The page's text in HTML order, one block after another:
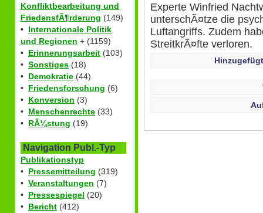
Konfliktbearbeitung und
FriedensfÃ¶rderung (149)
• Internationale Politik
und Regionen + (1159)
• Erinnerungsarbeit (103)
• Sonstiges (18)
• Demokratie (44)
• Friedensforschung (6)
• Konversion (3)
• Menschenrechte (33)
• RÃ¼stung (19)
Navigation Publ.-Typ
Publikationstyp
• Pressemitteilung (319)
• Veranstaltungen (7)
• Pressespiegel (20)
• Bericht (412)
Experte Winfried
unterschÃ¤tze die
Luftangriffs. Zudem
StreitkrÃ¤fte verloren.